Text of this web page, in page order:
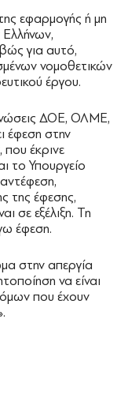
εφαρμογής ή μη
για αυτό,
νομοθετικών
έργου.
ΔΟΕ, ΟΛΜΕ,
έφεση στην
έκρινε
το Υπουργείο
της έφεσης,
σε εξέλιξη. Τη
έφεση.
στην απεργία
να είναι
που έχουν